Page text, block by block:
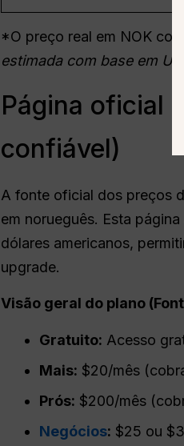
*O preço real em NOK
estimada com base em USD
Página oficial
confiável)
A fonte oficial dos preços
em norueguês. Esta
dólares americanos,
upgrade.
Visão geral do plano
Gratuito: Acesso
Mais: $20/mês
Prós: $200/mês
Negócios: $25 ou